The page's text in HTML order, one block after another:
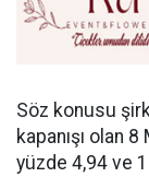
Söz konusu
kapanışı olan
yüzde 4,94 ve